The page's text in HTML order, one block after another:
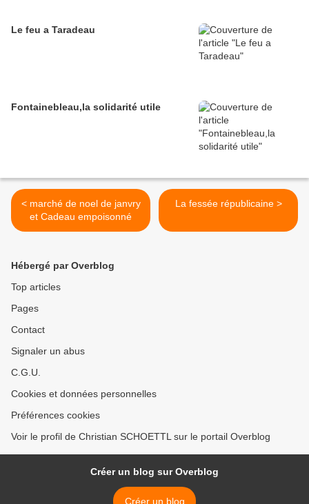
Le feu a Taradeau
Fontainebleau,la solidarité utile
< marché de noel de janvry
et Cadeau empoisonné
La fessée républicaine >
Hébergé par Overblog
Top articles
Pages
Contact
Signaler un abus
C.G.U.
Cookies et données personnelles
Préférences cookies
Voir le profil de Christian SCHOETTL sur le portail Overblog
Créer un blog sur Overblog
Créer un blog